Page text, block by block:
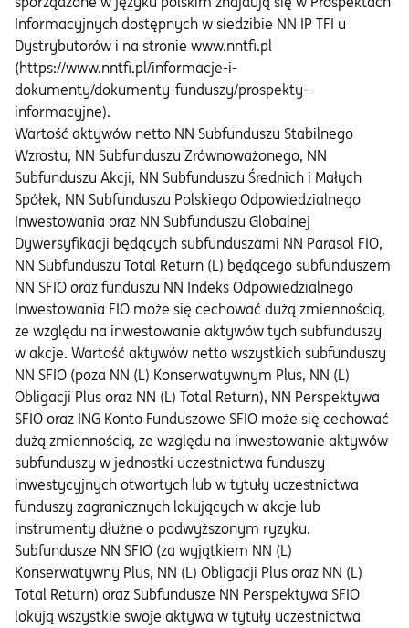
Informacyjnych dostępnych w siedzibie NN IP TFI u
Dystrybutorów i na stronie www.nntfi.pl
(https://www.nntfi.pl/informacje-i-
dokumenty/dokumenty-funduszy/prospekty-
informacyjne).
Wartość aktywów netto NN Subfunduszu Stabilnego
Wzrostu, NN Subfunduszu Zrównoważonego, NN
Subfunduszu Akcji, NN Subfunduszu Średnich i Małych
Spółek, NN Subfunduszu Polskiego Odpowiedzialnego
Inwestowania oraz NN Subfunduszu Globalnej
Dywersyfikacji będących subfunduszami NN Parasol FIO,
NN Subfunduszu Total Return (L) będącego subfunduszem
NN SFIO oraz funduszu NN Indeks Odpowiedzialnego
Inwestowania FIO może się cechować dużą zmiennością,
ze względu na inwestowanie aktywów tych subfunduszy
w akcje. Wartość aktywów netto wszystkich subfunduszy
NN SFIO (poza NN (L) Konserwatywnym Plus, NN (L)
Obligacji Plus oraz NN (L) Total Return), NN Perspektywa
SFIO oraz ING Konto Funduszowe SFIO może się cechować
dużą zmiennością, ze względu na inwestowanie aktywów
subfunduszy w jednostki uczestnictwa funduszy
inwestycyjnych otwartych lub w tytuły uczestnictwa
funduszy zagranicznych lokujących w akcje lub
instrumenty dłużne o podwyższonym ryzyku.
Subfundusze NN SFIO (za wyjątkiem NN (L)
Konserwatywny Plus, NN (L) Obligacji Plus oraz NN (L)
Total Return) oraz Subfundusze NN Perspektywa SFIO
lokują wszystkie swoje aktywa w tytuły uczestnictwa